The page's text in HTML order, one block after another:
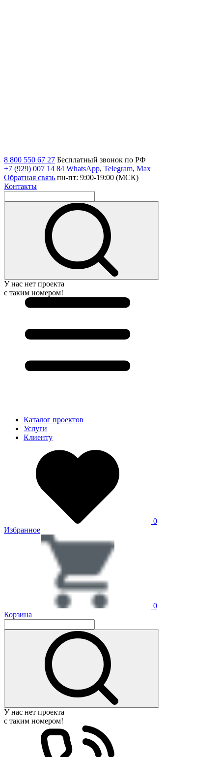
8 800 550 67 27 Бесплатный звонок по РФ
+7 (929) 007 14 84 WhatsApp, Telegram, Max
Обратная связь пн-пт: 9:00-19:00 (МСК)
Контакты
У нас нет проекта
с таким номером!
Каталог проектов
Услуги
Клиенту
0
Избранное
0
Корзина
У нас нет проекта
с таким номером!